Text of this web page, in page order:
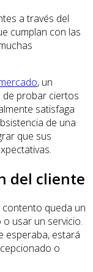
a través del
cumplan con las
, un
de probar ciertos
satisfaga
de una
que sus
del cliente
contento queda un
usar un servicio.
esperaba, estará
o